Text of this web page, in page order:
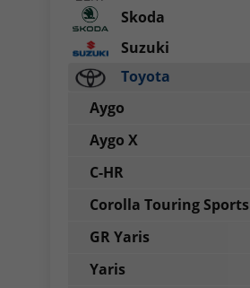
Skoda
Suzuki
Toyota
Aygo
Aygo X
C-HR
Corolla Touring Sports
GR Yaris
Yaris